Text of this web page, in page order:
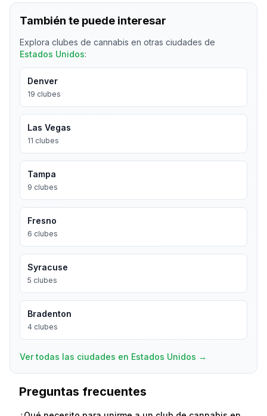
También te puede interesar
Explora clubes de cannabis en otras ciudades de
Estados Unidos:
Denver
19 clubes
Las Vegas
11 clubes
Tampa
9 clubes
Fresno
6 clubes
Syracuse
5 clubes
Bradenton
4 clubes
Ver todas las ciudades en Estados Unidos →
Preguntas frecuentes